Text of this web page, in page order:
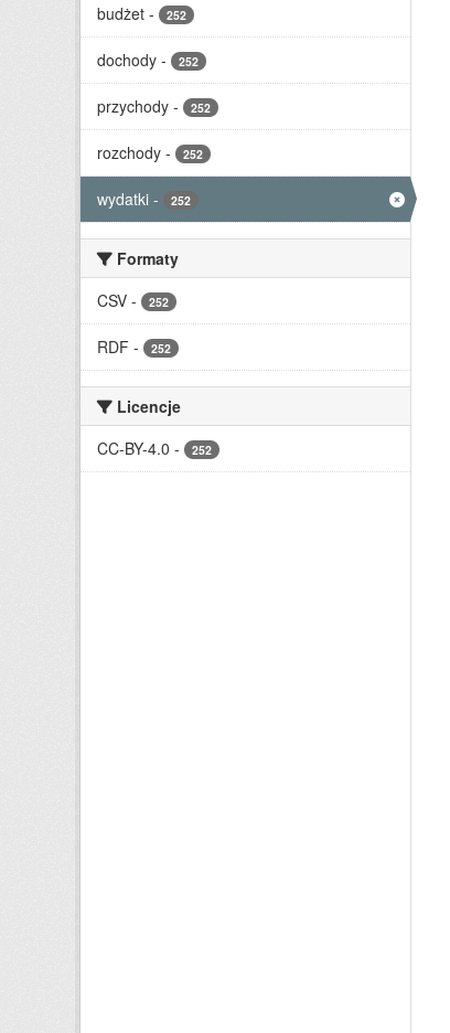
budżet - 252
dochody - 252
przychody - 252
rozchody - 252
wydatki - 252
Formaty
CSV - 252
RDF - 252
Licencje
CC-BY-4.0 - 252